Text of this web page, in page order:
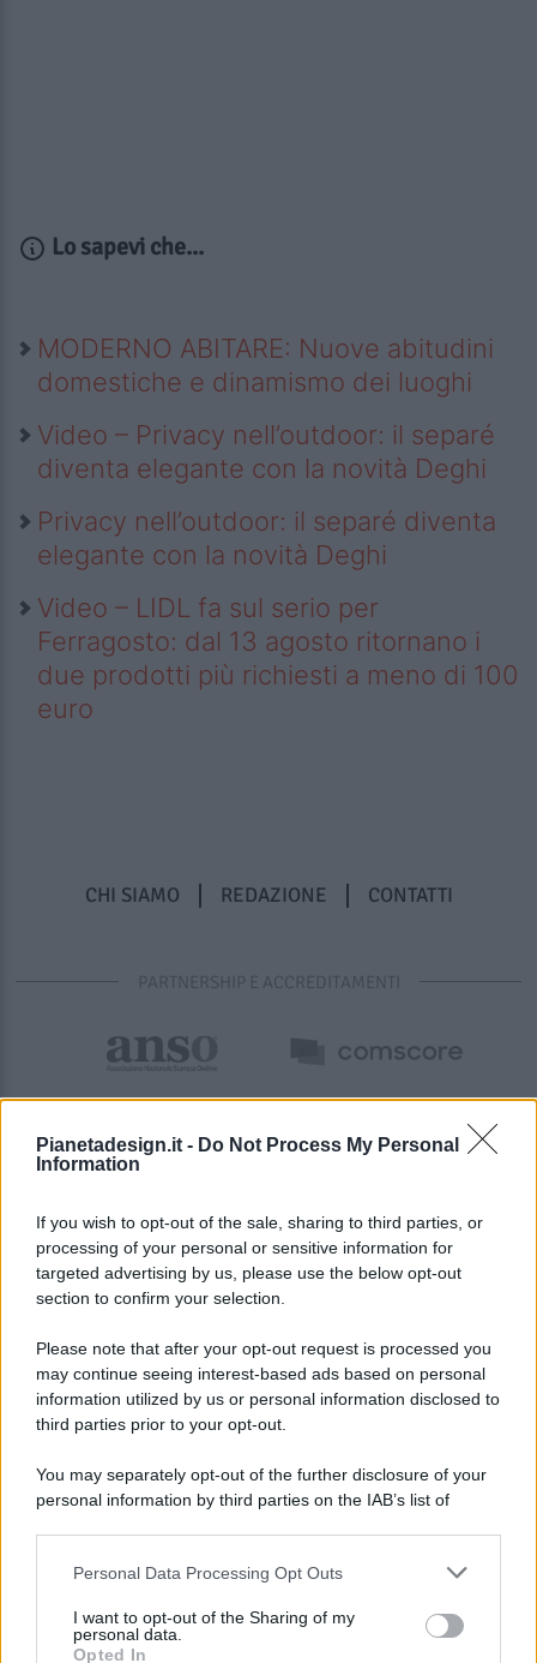
Pianetadesign.it - Do Not Process My Personal
Information
If you wish to opt-out of the sale, sharing to third parties, or
processing of your personal or sensitive information for
targeted advertising by us, please use the below opt-out
section to confirm your selection.
Please note that after your opt-out request is processed you
may continue seeing interest-based ads based on personal
information utilized by us or personal information disclosed to
third parties prior to your opt-out.
You may separately opt-out of the further disclosure of your
personal information by third parties on the IAB’s list of
This information may also be disclosed by us to third parties
disclose it to other third parties.
Personal Data Processing Opt Outs
I want to opt-out of the Sharing of my
personal data.
Opted In
Lo sapevi che...
MODERNO ABITARE: Nuove abitudini
domestiche e dinamismo dei luoghi
Video – Privacy nell’outdoor: il separé
diventa elegante con la novità Deghi
Privacy nell’outdoor: il separé diventa
elegante con la novità Deghi
Video – LIDL fa sul serio per
Ferragosto: dal 13 agosto ritornano i
due prodotti più richiesti a meno di 100
euro
CHI SIAMO REDAZIONE CONTATTI
PARTNERSHIP E ACCREDITAMENTI
© 2026 - Pianeta Design - P.IVA 04827280654 - Testata
Registrata Al Tribunale Di Nocera Inferiore N. 8/2020 - RG N.
ISCRIZIONE AL ROC N. 35792 – ISCRITTA ALL’ANSO
(ASSOCIAZIONE NAZIONALE STAMPA ONLINE)
PREFERENZE PRIVACY